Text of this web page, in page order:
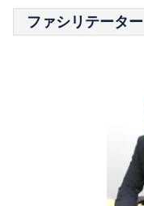
ファシリテーター